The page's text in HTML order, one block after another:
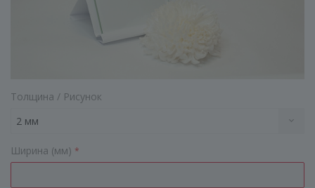
Толщина / Рисунок
2 мм
Ширина (мм) *